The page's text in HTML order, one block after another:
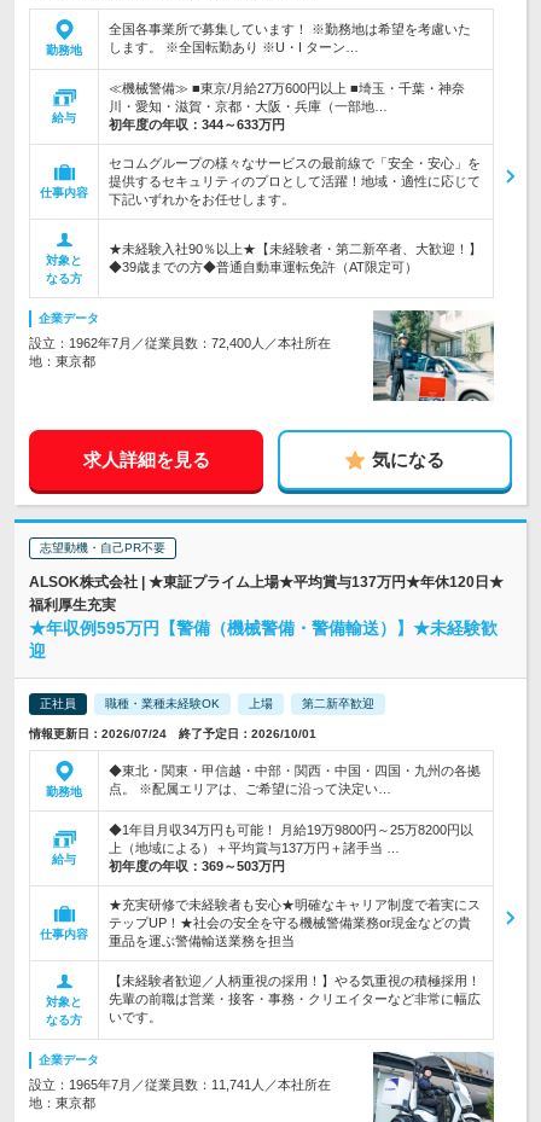
勤務地
全国各事業所で募集しています！ ※勤務地は希望を考慮いた
します。 ※全国転勤あり ※U・I ターン…
給与
≪機械警備≫ ■東京/月給27万600円以上 ■埼玉・千葉・神奈
川・愛知・滋賀・京都・大阪・兵庫（一部地…
初年度の年収： 344～633万円
仕事内容
セコムグループの様々なサービスの最前線で「安全・安心」を
提供するセキュリティのプロとして活躍！地域・適性に応じて
下記いずれかをお任せします。
対象と
なる方
★未経験入社90％以上★【未経験者・第二新卒者、大歓迎！】
◆39歳までの方◆普通自動車運転免許（AT限定可）
企業データ
設立：1962年7月／従業員数：72,400人／本社所在
地：東京都
求人詳細を見る 気になる
志望動機・自己PR不要
ALSOK株式会社 | ★東証プライム上場★平均賞与137万円★年休120日★
福利厚生充実
★年収例595万円【警備（機械警備・警備輸送）】★未経験歓
迎
正社員 職種・業種未経験OK 上場 第二新卒歓迎
情報更新日：2026/07/24 終了予定日：2026/10/01
勤務地
◆東北・関東・甲信越・中部・関西・中国・四国・九州の各拠
点。 ※配属エリアは、ご希望に沿って決定い…
給与
◆1年目月収34万円も可能！ 月給19万9800円～25万8200円以
上（地域による）＋平均賞与137万円＋諸手当 …
初年度の年収： 369～503万円
仕事内容
★充実研修で未経験者も安心★明確なキャリア制度で着実にス
テップUP！★社会の安全を守る機械警備業務or現金などの貴
重品を運ぶ警備輸送業務を担当
対象と
なる方
【未経験者歓迎／人柄重視の採用！】やる気重視の積極採用！
先輩の前職は営業・接客・事務・クリエイターなど非常に幅広
いです。
企業データ
設立：1965年7月／従業員数：11,741人／本社所在
地：東京都